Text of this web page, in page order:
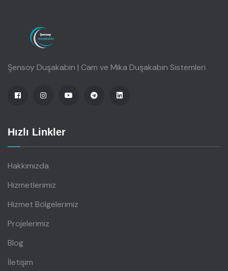
Şensoy Duşakabin | Cam ve Mika Duşakabin Sistemleri
Hızlı Linkler
Hakkımızda
Hizmetlerimiz
Hizmet Bölgelerimiz
Projelerimiz
Blog
İletişim